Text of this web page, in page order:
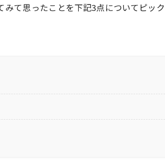
て思ったことを下記3点についてピッ